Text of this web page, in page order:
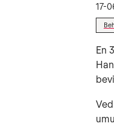
17-
En